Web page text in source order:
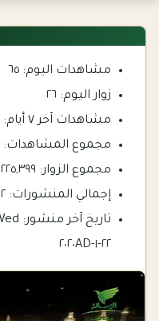
مشاهدات اليوم:٦٥
زوار اليوم: ٢٦
مشاهدات آخر ٧ أيام:
مجموع المشاهدات:
مجموع الزوار: ٢٢٥,٣٩٩
إجمالي المنشورات: ٢
تاريخ آخر منشور:
٢٢-١-٢٠٢٠AD
Player